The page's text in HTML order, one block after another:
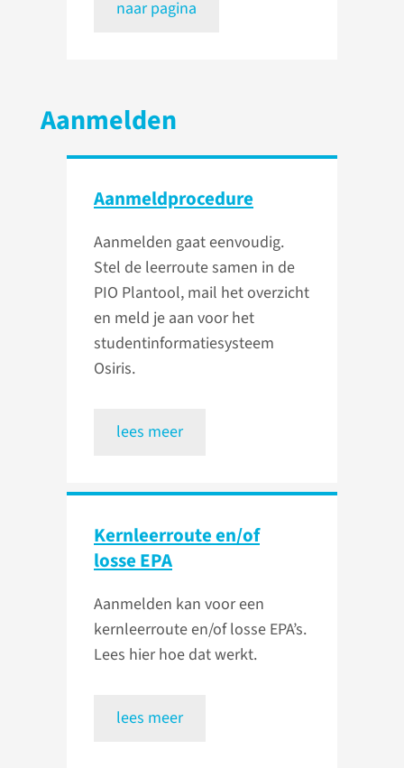
naar pagina
Aanmelden
Aanmeldprocedure
Aanmelden gaat eenvoudig.
Stel de leerroute samen in de
PIO Plantool, mail het overzicht
en meld je aan voor het
studentinformatiesysteem
Osiris.
lees meer
Kernleerroute en/of
losse EPA
Aanmelden kan voor een
kernleerroute en/of losse EPA’s.
Lees hier hoe dat werkt.
lees meer